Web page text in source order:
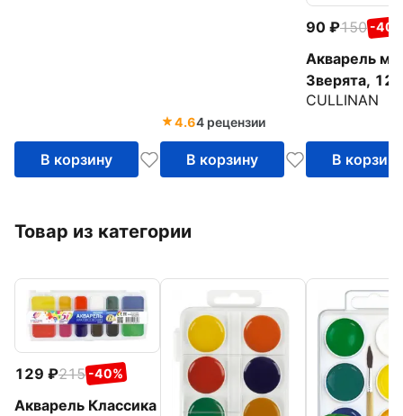
В корзину
4.64 рецензии
В корзину
90 150 -
Акварель
Зверята, 12
цветов, без
CULLINAN
В корзину
Товар из категории
129 215 -40%
Акварель Классика